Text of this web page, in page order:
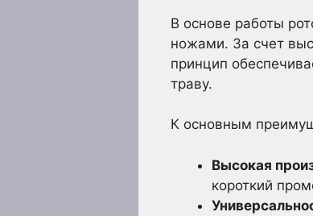
В основе работы
ножами. За счет
принцип
траву.
К основным
Высокая
короткий